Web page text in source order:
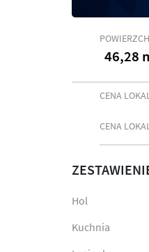
46,28
CENA
CENA
Hol
Kuchnia